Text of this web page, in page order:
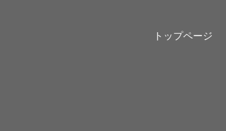
トップページ